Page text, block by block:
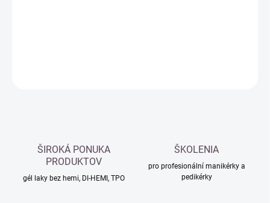
ŠIROKÁ PONUKA
PRODUKTOV
gél laky bez hemi, DI-HEMI, TPO
ŠKOLENIA
pro profesionální manikérky a
pedikérky